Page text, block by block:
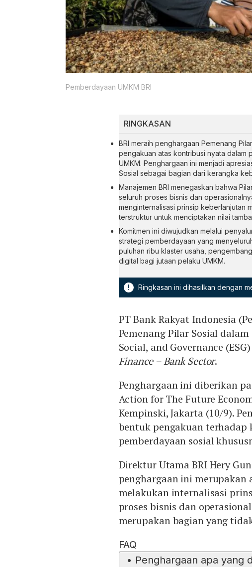
Pemberdayaan UMKM BRI
RINGKASAN
BRI meraih penghargaan Pemenang
pengakuan atas kontribusi nyata dalam
UMKM. Penghargaan ini menjadi
Sosial sebagai bagian dari kerangka
Manajemen BRI menegaskan bahwa
seluruh proses bisnis dan
menginternalisasi prinsip keberlanjutan
terstruktur untuk menciptakan nilai
Komitmen ini diwujudkan melalui
strategi pemberdayaan yang
puluhan ribu klaster usaha,
digital bagi jutaan pelaku UMKM.
! Ringkasan ini dihasilkan dengan
PT Bank Rakyat Indonesia
Pemenang Pilar Sosial
Social, and Governance
Finance – Bank Sector.
Penghargaan ini diberikan
Action for The Future
Kempinski, Jakarta (10/9).
bentuk pengakuan
pemberdayaan sosial
Direktur Utama BRI Hery
penghargaan ini merupakan
melakukan internalisasi
proses bisnis dan
merupakan bagian yang
FAQ
• Penghargaan apa yang